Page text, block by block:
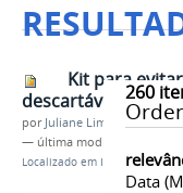
260
Data
Kit para
descartável
por Juliane Lima
— última modificação
Localizado em Imagens